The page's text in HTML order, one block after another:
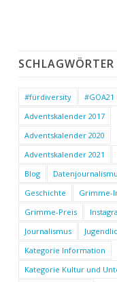
SCHLAGWÖRTER
#fürdiversity #GOA21
Adventskalender 2017
Adventskalender 2020
Adventskalender 2021
Blog
Geschichte
Grimme-
Grimme-Preis
Journalismus
Kategorie Information
Kategorie Kultur und